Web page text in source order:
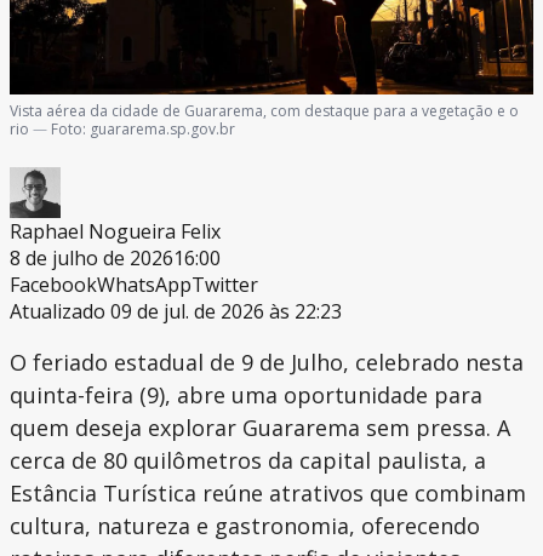
Vista aérea da cidade de Guararema, com destaque para a vegetação e o
rio — Foto: guararema.sp.gov.br
Raphael Nogueira Felix
8 de julho de 202616:00
FacebookWhatsAppTwitter
Atualizado 09 de jul. de 2026 às 22:23
O feriado estadual de 9 de Julho, celebrado nesta
quinta-feira (9), abre uma oportunidade para
quem deseja explorar Guararema sem pressa. A
cerca de 80 quilômetros da capital paulista, a
Estância Turística reúne atrativos que combinam
cultura, natureza e gastronomia, oferecendo